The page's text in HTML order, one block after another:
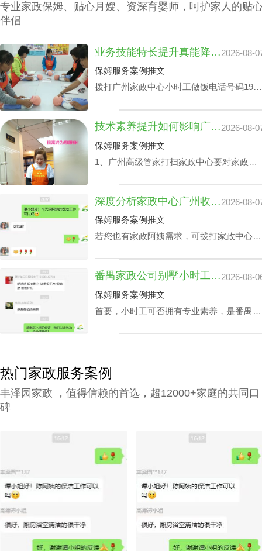
专业家政保姆、贴心月嫂、资深育婴师，呵护家人的贴
伴侣
业务技能特长提升真能降广州家政中心护理孩子收费？2026-08-
保姆服务案例推文
拨打广州家政中心小时工做饭电话号码199-
面试达标上岗。
技术素养提升如何影响广州家政中心流程价位2026-08-
保姆服务案例推文
1、广州高级管家打扫家政中心要对家政管
职。 2、为保障客户权利，需对家政管家做
一丝不苟背景调查，完成实名核查、犯罪记
录验证、个人信用报告查询等。 3、广州高
选项，为所有的顾客筹办家政管家方案。
4、要与所有的顾客签署条约，提供项目及
广州家政中心流程价位需列明。
深度分析家政中心广州收费与业务技能专长关系2026-08-
保姆服务案例推文
若您也有家政阿姨需求，可拨打家政中心广
姨。
番禺家政公司别墅小时工收费会因雇主要求而变动？2026-08-
保姆服务案例推文
首要，小时工可否拥有专业素养，是番禺家
公司别墅小时工收费都是紧密依赖的。
热门家政服务案例
丰泽园家政 ，值得信赖的首选，超12000+家庭的共同口
碑